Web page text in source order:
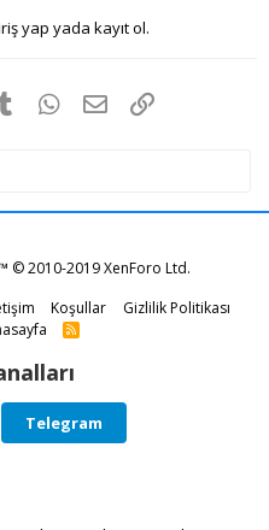
yap yada kayıt ol.
Tumblr WhatsApp
E-postaLink
© 2010-2019 XenForo Ltd.
Koşullar
Gizlilik Politikası
R
Telegram